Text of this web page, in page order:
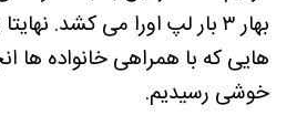
بهار ۳ بار لپ اورا می کشد.
هایی که با همراهی خانواده ها
خوشی رسیدیم.